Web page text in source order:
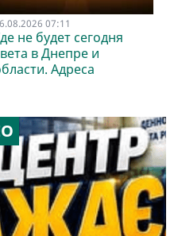
07:11
не будет сегодня
в Днепре и
Адреса